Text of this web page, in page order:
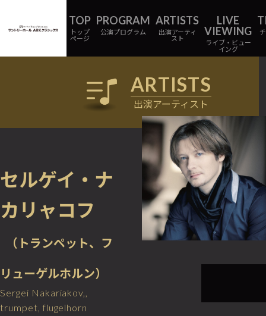
トップ
ページ
公演プログラム 出演アーティ
スト ライブ・ビュー
イング
出演アーティスト
セルゲイ・ナ
カリャコフ
（トランペット、フ
リューゲルホルン）
Sergei Nakariakov,,
trumpet, flugelhorn